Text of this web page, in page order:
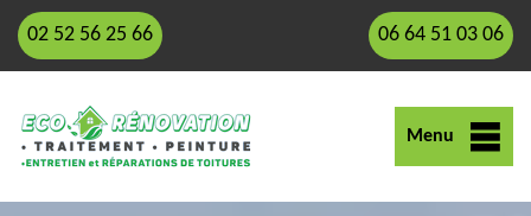
02 52 56 25 66 06 64 51 03 06
Menu